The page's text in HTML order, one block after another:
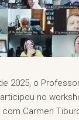
2025, o
no
Carmen